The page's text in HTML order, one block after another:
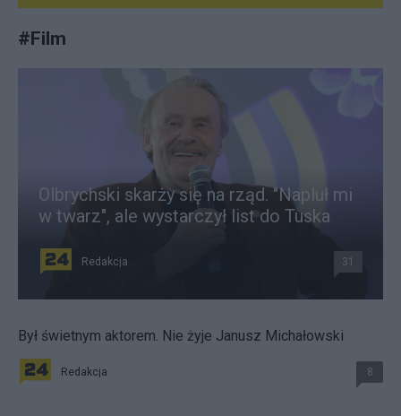
#Film
Olbrychski skarży się na rząd. "Napluł mi
w twarz", ale wystarczył list do Tuska
Redakcja 31
Był świetnym aktorem. Nie żyje Janusz Michałowski
Redakcja 8